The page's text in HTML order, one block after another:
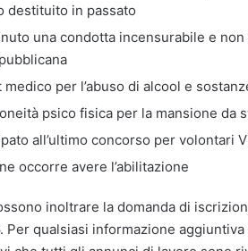
destituito in passato
una condotta incensurabile e
per l’abuso di alcool e
psico fisica per la mansione da
all’ultimo concorso per volontari
occorre avere l’abilitazione
inoltrare la domanda di
Per qualsiasi informazione